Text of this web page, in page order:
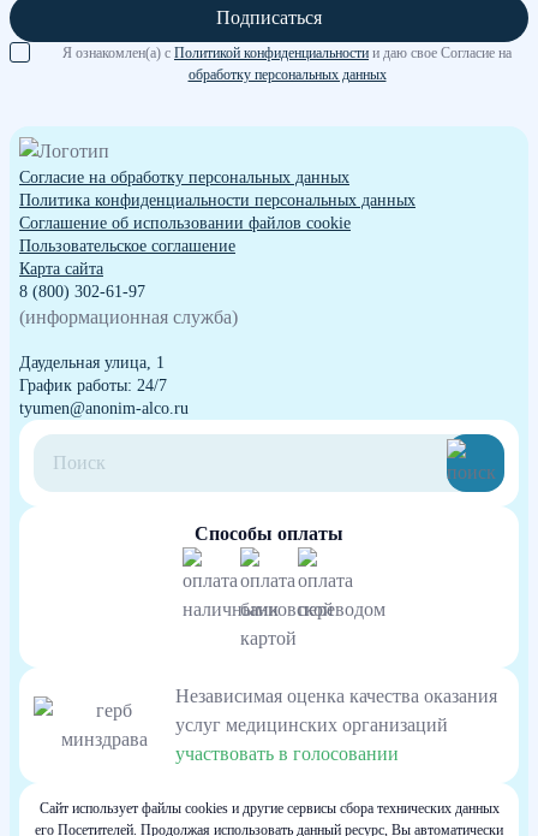
Подписаться
Я ознакомлен(а) с Политикой конфиденциальности и даю свое Согласие на
обработку персональных данных
Согласие на обработку персональных данных
Политика конфиденциальности персональных данных
Cоглашение об использовании файлов cookie
Пользовательское соглашение
Карта сайта
8 (800) 302-61-97
(информационная служба)
Даудельная улица, 1
График работы: 24/7
tyumen@anonim-alco.ru
Способы оплаты
Независимая оценка качества оказания
услуг медицинских организаций
участвовать в голосовании
Сайт использует файлы cookies и другие сервисы сбора технических данных
его Посетителей. Продолжая использовать данный ресурс, Вы автоматически